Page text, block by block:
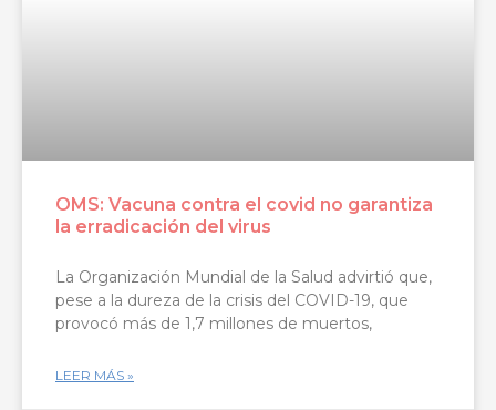
OMS: Vacuna contra el covid no garantiza
la erradicación del virus
La Organización Mundial de la Salud advirtió que,
pese a la dureza de la crisis del COVID-19, que
provocó más de 1,7 millones de muertos,
LEER MÁS »